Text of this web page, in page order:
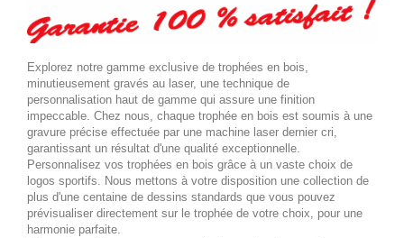
Explorez notre gamme exclusive de trophées en bois,
minutieusement gravés au laser, une technique de
personnalisation haut de gamme qui assure une finition
impeccable. Chez nous, chaque trophée en bois est soumis à une
gravure précise effectuée par une machine laser dernier cri,
garantissant un résultat d'une qualité exceptionnelle.
Personnalisez vos trophées en bois grâce à un vaste choix de
logos sportifs. Nous mettons à votre disposition une collection de
plus d'une centaine de dessins standards que vous pouvez
prévisualiser directement sur le trophée de votre choix, pour une
harmonie parfaite.